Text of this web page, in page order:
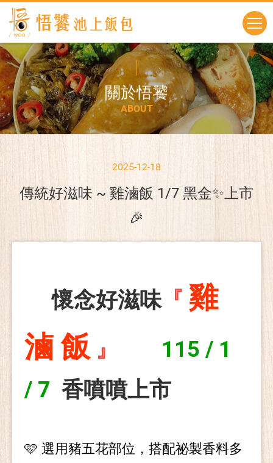
關於悟饕
ABOUT
2025-12-18
傳統好滋味 ~ 雞滷飯 1/7 黑金✨上市
🎉
懷念好滋味『 雞
滷 飯 』 115/ 1
/ 7 香噴噴上市
🩷 選用豬五花部位，搭配祕製香料多